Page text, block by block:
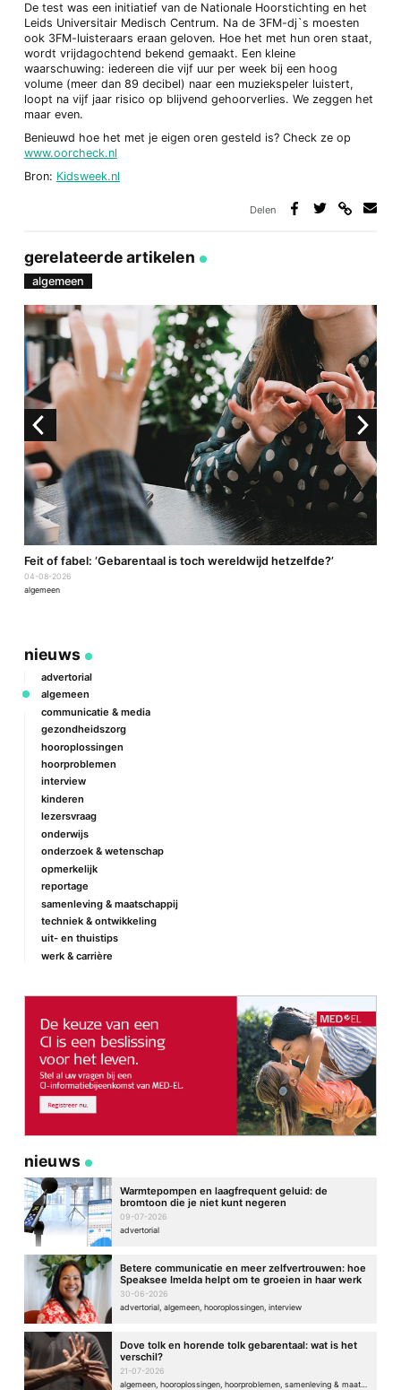
De test was een initiatief van de Nationale Hoorstichting en het
Leids Universitair Medisch Centrum. Na de 3FM-dj`s moesten
ook 3FM-luisteraars eraan geloven. Hoe het met hun oren staat,
wordt vrijdagochtend bekend gemaakt. Een kleine
waarschuwing: iedereen die vijf uur per week bij een hoog
volume (meer dan 89 decibel) naar een muziekspeler luistert,
loopt na vijf jaar risico op blijvend gehoorverlies. We zeggen het
maar even.
Benieuwd hoe het met je eigen oren gesteld is? Check ze op
www.oorcheck.nl
Bron: Kidsweek.nl
Delen
gerelateerde artikelen
algemeen
Feit of fabel: ‘Gebarentaal is toch wereldwijd hetzelfde?’
04-08-2026
algemeen
nieuws
advertorial
algemeen
communicatie & media
gezondheidszorg
hooroplossingen
hoorproblemen
interview
kinderen
lezersvraag
onderwijs
onderzoek & wetenschap
opmerkelijk
reportage
samenleving & maatschappij
techniek & ontwikkeling
uit- en thuistips
werk & carrière
nieuws
Warmtepompen en laagfrequent geluid: de
bromtoon die je niet kunt negeren
09-07-2026
advertorial
Betere communicatie en meer zelfvertrouwen: hoe
Speaksee Imelda helpt om te groeien in haar werk
30-06-2026
advertorial, algemeen, hooroplossingen, interview
Dove tolk en horende tolk gebarentaal: wat is het
verschil?
21-07-2026